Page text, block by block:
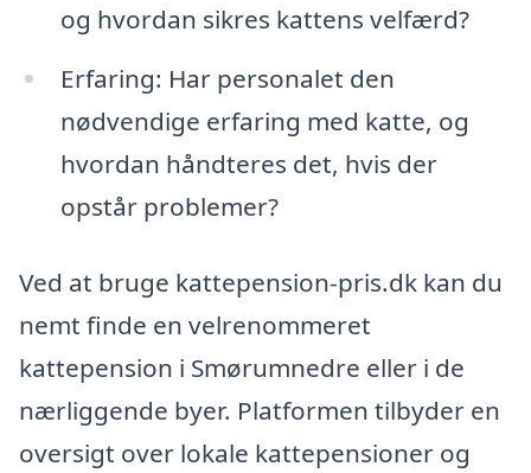
og hvordan sikres kattens velfærd?
Erfaring: Har personalet den
nødvendige erfaring med katte, og
hvordan håndteres det, hvis der
opstår problemer?
Ved at bruge kattepension-pris.dk kan du
nemt finde en velrenommeret
kattepension i Smørumnedre eller i de
nærliggende byer. Platformen tilbyder en
oversigt over lokale kattepensioner og